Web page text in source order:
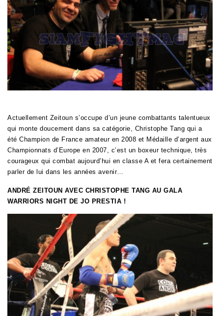
Actuellement Zeitoun s’occupe d’un jeune combattants talentueux
qui monte doucement dans sa catégorie, Christophe Tang qui a
été Champion de France amateur en 2008 et Médaille d’argent aux
Championnats d’Europe en 2007, c’est un boxeur technique, très
courageux qui combat aujourd’hui en classe A et fera certainement
parler de lui dans les années avenir…
ANDRÉ ZEITOUN AVEC CHRISTOPHE TANG AU GALA
WARRIORS NIGHT DE JO PRESTIA !